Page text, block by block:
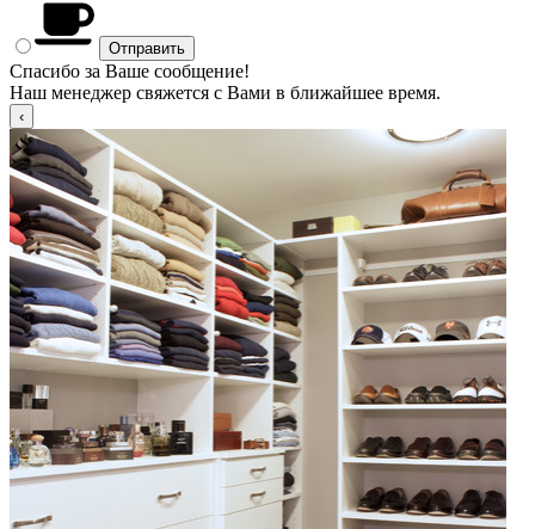
Спасибо за Ваше сообщение!
Наш менеджер свяжется с Вами в ближайшее время.